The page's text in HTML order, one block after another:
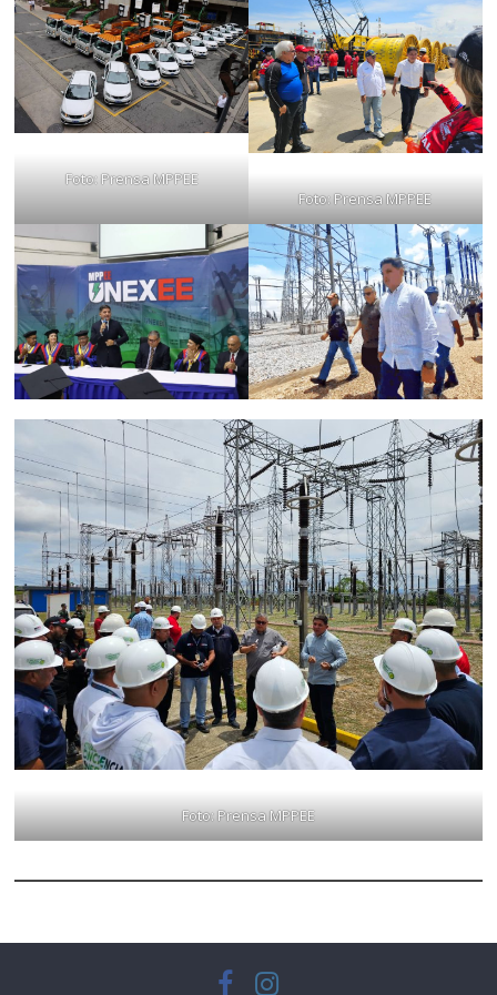
Foto: Prensa MPPEE
Foto: Prensa MPPEE
Foto: Prensa MPPEE